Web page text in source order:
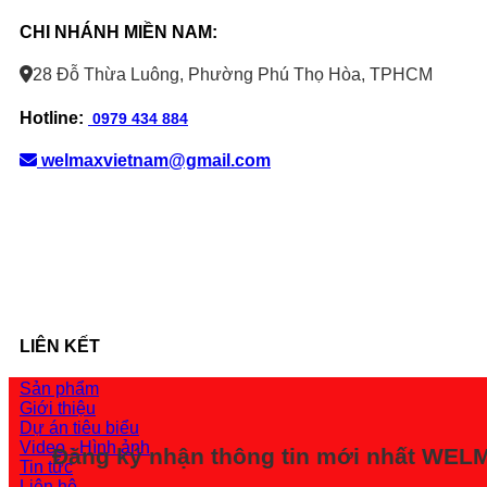
CHI NHÁNH MIỀN NAM:
28 Đỗ Thừa Luông, Phường Phú Thọ Hòa, TPHCM
Hotline: 0979 434 884
welmaxvietnam@gmail.com
LIÊN KẾT
Sản phẩm
Giới thiệu
Dự án tiêu biểu
Video - Hình ảnh
Tin tứcĐăng ký nhận thông tin mới nhất